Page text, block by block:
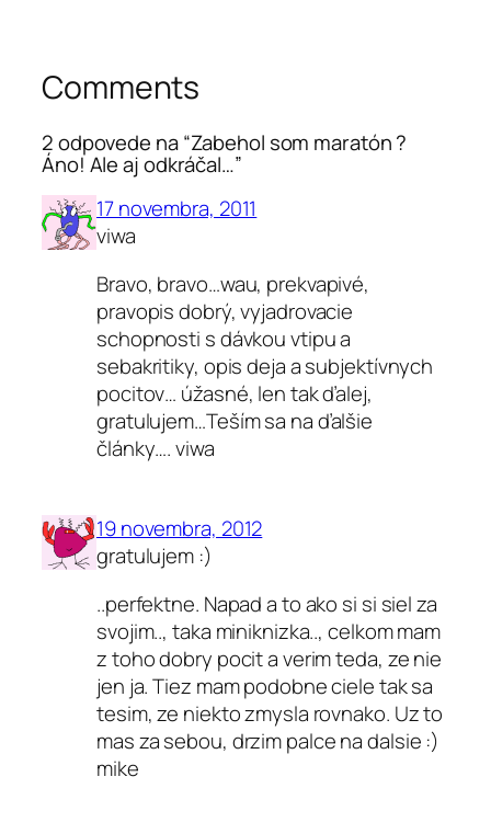
Comments
2 odpovede na “Zabehol som maratón ?
Áno! Ale aj odkráčal…”
17 novembra, 2011
viwa
Bravo, bravo…wau, prekvapivé,
pravopis dobrý, vyjadrovacie
schopnosti s dávkou vtipu a
sebakritiky, opis deja a subjektívnych
pocitov… úžasné, len tak ďalej,
gratulujem…Teším sa na ďalšie
články…. viwa
19 novembra, 2012
gratulujem :)
..perfektne. Napad a to ako si si siel za
svojim.., taka miniknizka.., celkom mam
z toho dobry pocit a verim teda, ze nie
jen ja. Tiez mam podobne ciele tak sa
tesim, ze niekto zmysla rovnako. Uz to
mas za sebou, drzim palce na dalsie :)
mike